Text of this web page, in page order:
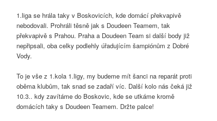
1.liga se hrála taky v Boskovicích, kde domácí překvapivě
nebodovali. Prohráli těsně jak s Doudeen Teamem, tak
překvapivě s Prahou. Praha a Doudeen Team si další body již
nepřipsali, oba celky podlehly úřadujícím šampiónům z Dobré
Vody.
To je vše z 1.kola 1.ligy, my budeme mít šanci na reparát proti
oběma klubům, tak snad se zadaří víc. Další kolo nás čeká již
10.3.. kdy zavítáme do Boskovic, kde se utkáme kromě
domácích taky s Doudeen Teamem. Držte palce!